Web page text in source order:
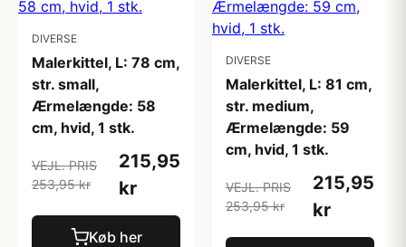
DIVERSE
Malerkittel, L: 78 cm,
str. small,
Ærmelængde: 58
cm, hvid, 1 stk.
VEJL. PRIS
253,95 kr
215,95
kr
Køb her
DIVERSE
Malerkittel, L: 81 cm,
str. medium,
Ærmelængde: 59
cm, hvid, 1 stk.
VEJL. PRIS
253,95 kr
215,95
kr